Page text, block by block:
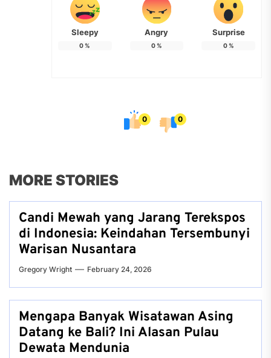
Sleepy
0%
Angry
0%
Surprise
0%
0 0
MORE STORIES
Candi Mewah yang Jarang Terekspos
di Indonesia: Keindahan Tersembunyi
Warisan Nusantara
Gregory Wright February 24, 2026
Mengapa Banyak Wisatawan Asing
Datang ke Bali? Ini Alasan Pulau
Dewata Mendunia